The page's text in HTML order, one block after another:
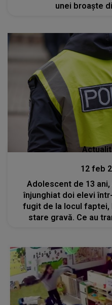
unei broaște
12 feb
Adolescent de 13
înjunghiat doi elevi
fugit de la locul faptei,
stare gravă. Ce au